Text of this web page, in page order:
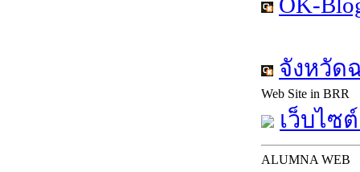
จังหวัด
Web Site in BRR
เว็บไซ
ALUMNA WEB